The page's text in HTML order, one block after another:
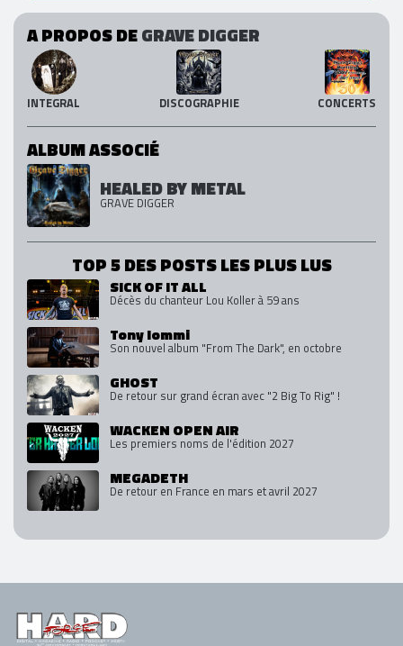
A PROPOS DEGRAVE DIGGER
INTEGRAL DISCOGRAPHIE CONCERTS
ALBUM ASSOCIÉ
HEALED BY METAL
GRAVE DIGGER
TOP 5 DES POSTS LES PLUS LUS
SICK OF IT ALL
Décès du chanteur Lou Koller à 59 ans
Tony Iommi
Son nouvel album "From The Dark", en octobre
GHOST
De retour sur grand écran avec "2 Big To Rig" !
WACKEN OPEN AIR
Les premiers noms de l'édition 2027
MEGADETH
De retour en France en mars et avril 2027